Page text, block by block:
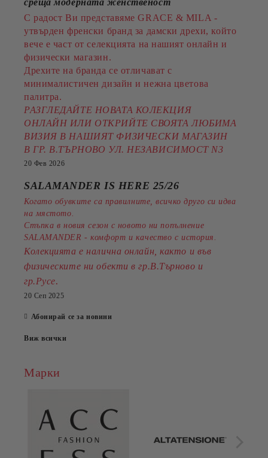
среща модерната женственост
С радост Ви представяме GRACE & MILA -
утвърден френски бранд за дамски дрехи, който
вече е част от селекцията на нашият онлайн и
физически магазин.
Дрехите на бранда се отличават с
минималистичен дизайн и нежна цветова
палитра.
РАЗГЛЕДАЙТЕ НОВАТА КОЛЕКЦИЯ
ОНЛАЙН ИЛИ ОТКРИЙТЕ СВОЯТА ЛЮБИМА
ВИЗИЯ В НАШИЯТ ФИЗИЧЕСКИ МАГАЗИН
В ГР. В.ТЪРНОВО УЛ. НЕЗАВИСИМОСТ N3
20 Фев 2026
SALAMANDER IS HERE 25/26
Когато обувките са правилните, всичко друго си идва
на мястото.
Стъпка в новия сезон с новото ни попълнение
SALAMANDER - комфорт и качество с история.
Колекцията е налична онлайн, както и във
физическите ни обекти в гр.В.Търново и
гр.Русе.
20 Сеп 2025
Абонирай се за новини
Виж всички
Марки